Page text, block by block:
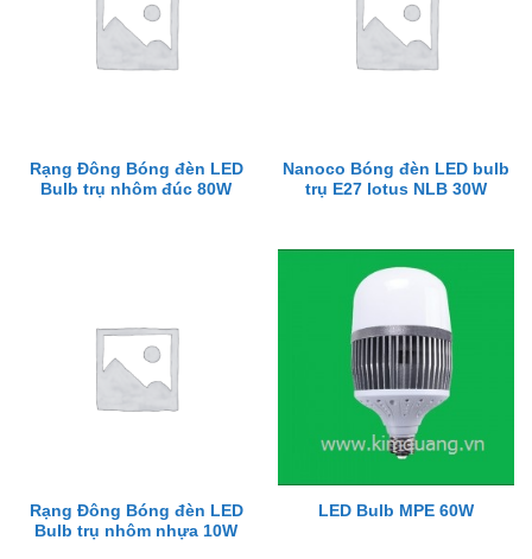
Rạng Đông Bóng đèn LED
Bulb trụ nhôm đúc 80W
Nanoco Bóng đèn LED bulb
trụ E27 lotus NLB 30W
Rạng Đông Bóng đèn LED
Bulb trụ nhôm nhựa 10W
LED Bulb MPE 60W